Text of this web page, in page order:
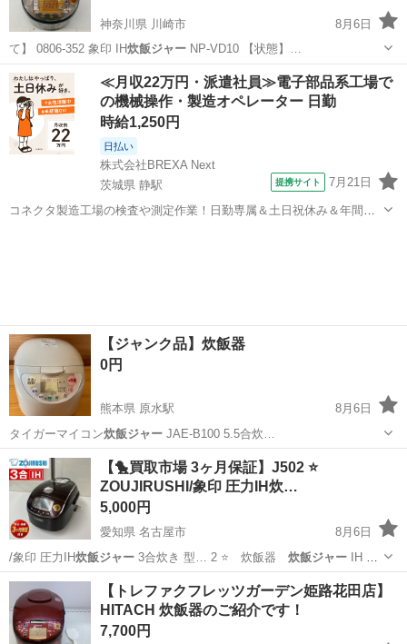
神奈川県 川崎市
8月6日
て】 0806-352 象印 IH炊飯ジャー NP-VD10 【状態】…
神奈川 川崎市 キッチン家電 炊飯ジャー
≪月収22万円・派遣社員≫電子部品系工場で
の機械操作・製造オペレーター 日勤
時給1,250円
日払い
株式会社BREXA Next
茨城県 静駅
提携サイト 7月21日
コネクタ製造工場の検査や測定作業！日勤専属＆土日祝休み＆年間休
【ジャンク品】炊飯器
0円
熊本県 原水駅
8月6日
タイガーマイコン炊飯ジャー JAE-B100 5.5合炊…
熊本 菊池郡 原水駅 キッチン家電
【🐤買取市場 3ヶ月保証】J502 ⭐
ZOUJIRUSHI/象印 圧力IH炊…
5,000円
愛知県 名古屋市
8月6日
/象印 圧力IH炊飯ジャー3合炊き 型… 2 ⭐ 炊飯器 炊飯ジャーIH 象
印 Z…
愛知 名古屋市 キッチン家電 炊飯ジャー
【トレファクフレッツガーデン姫路花田店】
HITACH 炊飯器のご紹介です！
7,700円